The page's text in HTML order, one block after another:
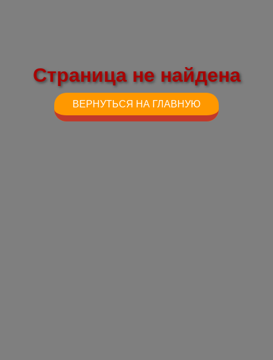
Страница не найдена
ВЕРНУТЬСЯ НА ГЛАВНУЮ